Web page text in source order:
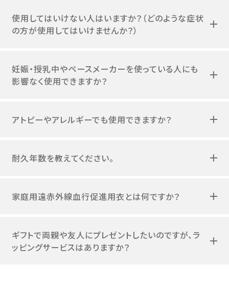
使用してはいけない人はいますか？（どのような症状
の方が使用してはいけませんか？）
妊娠・授乳中やペースメーカーを使っている人にも
影響なく使用できますか？
アトピーやアレルギーでも使用できますか？
耐久年数を教えてください。
家庭用遠赤外線血行促進用衣とは何ですか？
ギフトで両親や友人にプレゼントしたいのですが、ラ
ッピングサービスはありますか？